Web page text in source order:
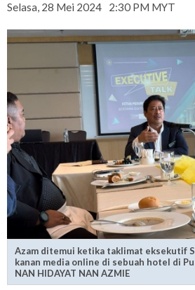
Selasa, 28 Mei 2024 2:30 PM MYT
Azam ditemui ketika taklimat eksekutif
kanan media online di sebuah hotel di
NAN HIDAYAT NAN AZMIE